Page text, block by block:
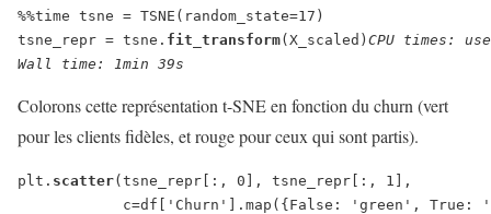
%%time tsne = TSNE(random_state=17)
tsne_repr = tsne. fit_transform(X_scaled) CPU times:
Wall time: 1min 39s
Colorons cette représentation t-SNE en fonction du churn (vert
pour les clients fidèles, et rouge pour ceux qui sont partis).
plt. scatter(tsne_repr[:, 0], tsne_repr[:, 1],
c=df['Churn'].map({False: 'green', True: